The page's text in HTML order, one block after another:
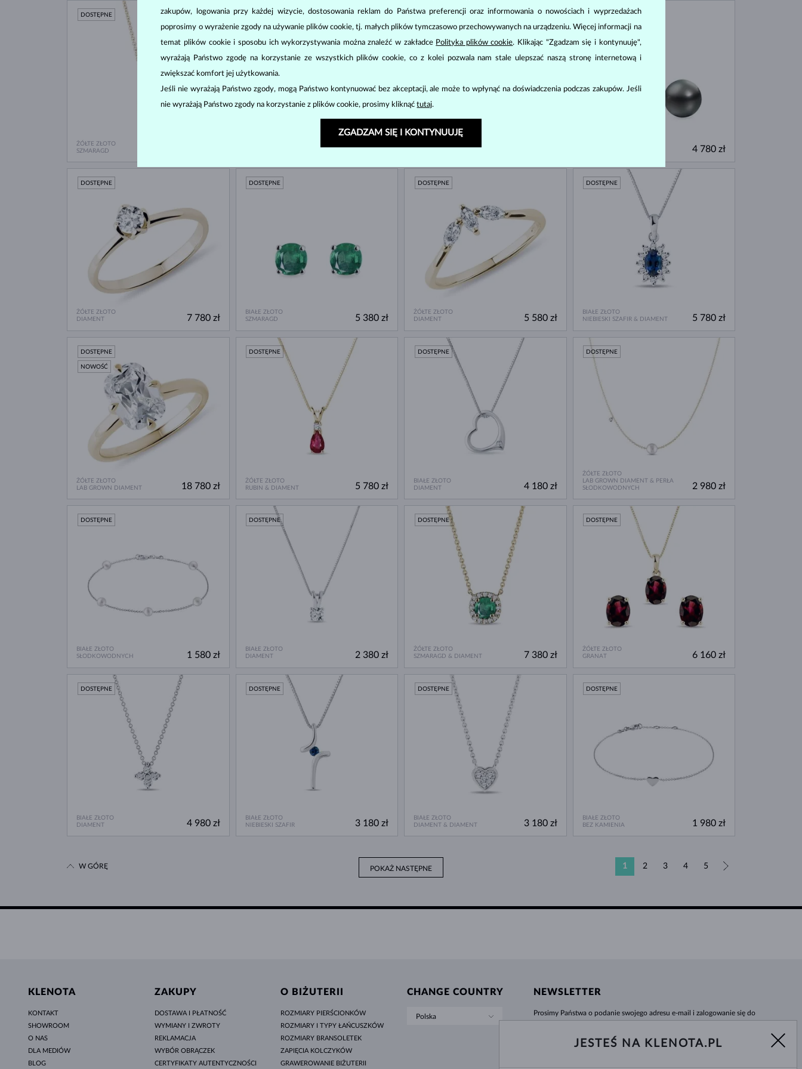
ŻÓŁTE ZŁOTO
SZMARAGD
DOSTĘPNE DOSTĘPNE
2 180 zł
DOSTĘPNE DOSTĘPNE
4 780 zł
ŻÓŁTE ZŁOTO
DIAMENT
DOSTĘPNE
7 780 zł
BIAŁE ZŁOTO
SZMARAGD
DOSTĘPNE
5 380 zł
ŻÓŁTE ZŁOTO
DIAMENT
DOSTĘPNE
5 580 zł
BIAŁE ZŁOTO
NIEBIESKI SZAFIR & DIAMENT
DOSTĘPNE
5 780 zł
ŻÓŁTE ZŁOTO
LAB GROWN DIAMENT
DOSTĘPNE
NOWOŚĆ
18 780 zł
ŻÓŁTE ZŁOTO
RUBIN & DIAMENT
DOSTĘPNE
5 780 zł
BIAŁE ZŁOTO
DIAMENT
DOSTĘPNE
4 180 zł
ŻÓŁTE ZŁOTO
LAB GROWN DIAMENT & PERŁA
SŁODKOWODNYCH
DOSTĘPNE
2 980 zł
BIAŁE ZŁOTO
SŁODKOWODNYCH
DOSTĘPNE
1 580 zł
BIAŁE ZŁOTO
DIAMENT
DOSTĘPNE
2 380 zł
ŻÓŁTE ZŁOTO
SZMARAGD & DIAMENT
DOSTĘPNE
7 380 zł
ŻÓŁTE ZŁOTO
GRANAT
DOSTĘPNE
6 160 zł
BIAŁE ZŁOTO
DIAMENT
DOSTĘPNE
4 980 zł
BIAŁE ZŁOTO
NIEBIESKI SZAFIR
DOSTĘPNE
3 180 zł
BIAŁE ZŁOTO
DIAMENT & DIAMENT
DOSTĘPNE
3 180 zł
BIAŁE ZŁOTO
BEZ KAMIENIA
DOSTĘPNE
1 980 zł
POKAŻ NASTĘPNE 1 2 3 4 5
W GÓRĘ
KLENOTA
KONTAKT
SHOWROOM
O NAS
DLA MEDIÓW
BLOG
ZAKUPY
DOSTAWA I PŁATNOŚĆ
WYMIANY I ZWROTY
REKLAMACJA
WYBÓR OBRĄCZEK
CERTYFIKATY AUTENTYCZNOŚCI
O BIŻUTERII
ROZMIARY PIERŚCIONKÓW
ROZMIARY I TYPY ŁAŃCUSZKÓW
ROZMIARY BRANSOLETEK
ZAPIĘCIA KOLCZYKÓW
GRAWEROWANIE BIŻUTERII
CHANGE COUNTRY
Polska
NEWSLETTER
Prosimy Państwa o podanie swojego adresu e-mail i zalogowanie się do
umkną Państwa uwadze!
zakupów, logowania przy każdej wizycie, dostosowania reklam do Państwa preferencji oraz informowania o nowościach i wyprzedażach
poprosimy o wyrażenie zgody na używanie plików cookie, tj. małych plików tymczasowo przechowywanych na urządzeniu. Więcej informacji na
temat plików cookie i sposobu ich wykorzystywania można znaleźć w zakładce Polityka plików cookie. Klikając "Zgadzam się i kontynuuję",
wyrażają Państwo zgodę na korzystanie ze wszystkich plików cookie, co z kolei pozwala nam stale ulepszać naszą stronę internetową i
zwiększać komfort jej użytkowania.
Jeśli nie wyrażają Państwo zgody, mogą Państwo kontynuować bez akceptacji, ale może to wpłynąć na doświadczenia podczas zakupów. Jeśli
nie wyrażają Państwo zgody na korzystanie z plików cookie, prosimy kliknąćtutaj.
ZGADZAM SIĘ I KONTYNUUJĘ
JESTEŚ NA KLENOTA.PL